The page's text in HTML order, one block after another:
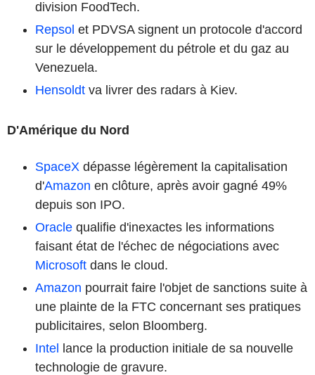
division FoodTech.
Repsol et PDVSA signent un protocole d'accord
sur le développement du pétrole et du gaz au
Venezuela.
Hensoldt va livrer des radars à Kiev.
D'Amérique du Nord
SpaceX dépasse légèrement la capitalisation
d'Amazon en clôture, après avoir gagné 49%
depuis son IPO.
Oracle qualifie d'inexactes les informations
faisant état de l'échec de négociations avec
Microsoft dans le cloud.
Amazon pourrait faire l'objet de sanctions suite à
une plainte de la FTC concernant ses pratiques
publicitaires, selon Bloomberg.
Intel lance la production initiale de sa nouvelle
technologie de gravure.